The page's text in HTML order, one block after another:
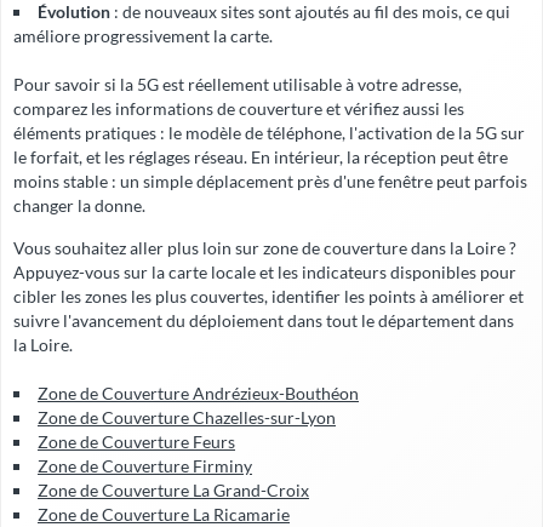
Évolution : de nouveaux sites sont ajoutés au fil des mois, ce qui
améliore progressivement la carte.
Pour savoir si la 5G est réellement utilisable à votre adresse,
comparez les informations de couverture et vérifiez aussi les
éléments pratiques : le modèle de téléphone, l'activation de la 5G sur
le forfait, et les réglages réseau. En intérieur, la réception peut être
moins stable : un simple déplacement près d'une fenêtre peut parfois
changer la donne.
Vous souhaitez aller plus loin sur zone de couverture dans la Loire ?
Appuyez-vous sur la carte locale et les indicateurs disponibles pour
cibler les zones les plus couvertes, identifier les points à améliorer et
suivre l'avancement du déploiement dans tout le département dans
la Loire.
Zone de Couverture Andrézieux-Bouthéon
Zone de Couverture Chazelles-sur-Lyon
Zone de Couverture Feurs
Zone de Couverture Firminy
Zone de Couverture La Grand-Croix
Zone de Couverture La Ricamarie